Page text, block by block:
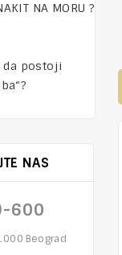
NA MORU ?
postoji
NAS
600
Beograd